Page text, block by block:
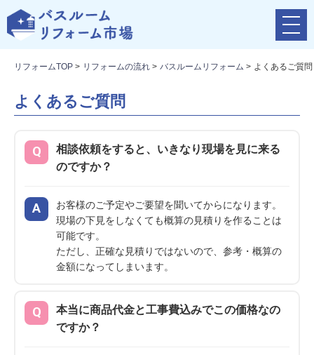
メ
ニ
ー
リフォームTOP > リフォームの流れ > バスルームリフォーム > よくあるご質問
よくあるご質問
相談依頼をすると、いきなり現場を見に来る
のですか？
お客様のご予定やご要望を聞いてからになります。
現場の下見をしなくても概算の見積りを作ることは
可能です。
ただし、正確な見積りではないので、参考・概算の
金額になってしまいます。
本当に商品代金と工事費込みでこの価格なの
ですか？